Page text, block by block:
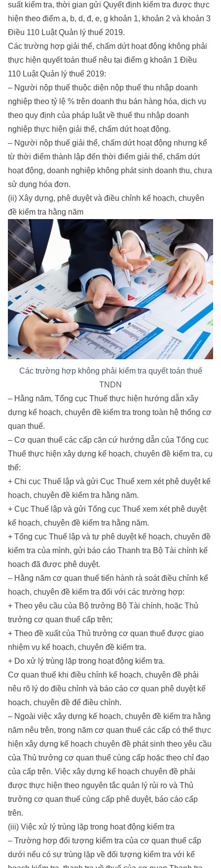
suất kiểm tra, thời gian gửi Quyết định kiểm tra được thực
hiện theo điểm a, b, d, đ, e, g khoản 1, khoản 2 và khoản 3
Điều 110 Luật Quản lý thuế 2019.
Các trường hợp giải thể, chấm dứt hoạt động không phải
thực hiện quyết toán thuế nêu tại điểm g khoản 1 Điều
110 Luật Quản lý thuế 2019:
– Người nộp thuế thuộc diện nộp thuế thu nhập doanh
nghiệp theo tỷ lệ % trên doanh thu bán hàng hóa, dịch vụ
theo quy định của pháp luật về thuế thu nhập doanh
nghiệp thực hiện giải thể, chấm dứt hoạt động.
– Người nộp thuế giải thể, chấm dứt hoạt động nhưng kể
từ thời điểm thành lập đến thời điểm giải thể, chấm dứt
hoạt động, doanh nghiệp không phát sinh doanh thu, chưa
sử dụng hóa đơn.
(ii) Xây dựng, phê duyệt và điều chỉnh kế hoạch, chuyên
đề kiểm tra hằng năm
Các trường hợp không phải kiểm tra quyết toán thuế
TNDN
– Hằng năm, Tổng cục Thuế thực hiện hướng dẫn xây
dựng kế hoạch, chuyên đề kiểm tra trong toàn hệ thống cơ
quan thuế.
– Cơ quan thuế các cấp căn cứ hướng dẫn của Tổng cục
Thuế thực hiện xây dựng kế hoạch, chuyên đề kiểm tra, cụ
thể:
+ Chi cục Thuế lập và gửi Cục Thuế xem xét phê duyệt kế
hoạch, chuyên đề kiểm tra hằng năm.
+ Cục Thuế lập và gửi Tổng cục Thuế xem xét phê duyệt
kế hoạch, chuyên đề kiểm tra hằng năm.
+ Tổng cục Thuế lập và tự phê duyệt kế hoạch, chuyên đề
kiểm tra của mình, gửi báo cáo Thanh tra Bộ Tài chính kế
hoạch đã được phê duyệt.
– Hằng năm cơ quan thuế tiến hành rà soát điều chỉnh kế
hoạch, chuyên đề kiểm tra đối với các trường hợp:
+ Theo yêu cầu của Bộ trưởng Bộ Tài chính, hoặc Thủ
trưởng cơ quan thuế cấp trên;
+ Theo đề xuất của Thủ trưởng cơ quan thuế được giao
nhiệm vụ kế hoạch, chuyên đề kiểm tra.
+ Do xử lý trùng lặp trong hoạt động kiểm tra.
Cơ quan thuế khi điều chỉnh kế hoạch, chuyên đề phải
nêu rõ lý do điều chỉnh và báo cáo cơ quan phê duyệt kế
hoạch, chuyên đề để điều chỉnh.
– Ngoài việc xây dựng kế hoạch, chuyên đề kiểm tra hằng
năm nêu trên, trong năm cơ quan thuế các cấp có thể thực
hiện xây dựng kế hoạch chuyên đề phát sinh theo yêu cầu
của Thủ trưởng cơ quan thuế cùng cấp hoặc theo chỉ đạo
của cấp trên. Việc xây dựng kế hoạch chuyên đề phải
được thực hiện theo nguyên tắc quản lý rủi ro và Thủ
trưởng cơ quan thuế cùng cấp phê duyệt, báo cáo cấp
trên.
(iii) Việc xử lý trùng lặp trong hoạt động kiểm tra
– Trường hợp đối tượng kiểm tra của cơ quan thuế cấp
dưới nếu có sự trùng lặp về đối tượng kiểm tra với kế